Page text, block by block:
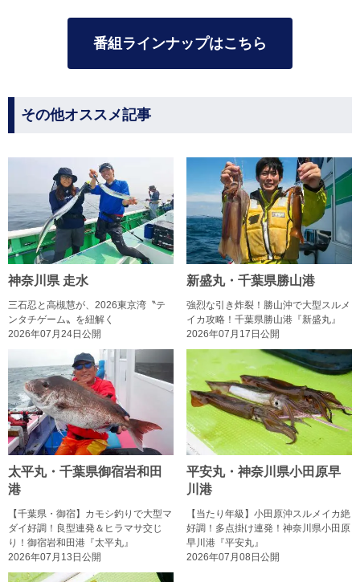
番組ラインナップはこちら
その他オススメ記事
神奈川県 走水
三石忍と高槻慧が、2026東京湾〝テ
ンタチゲーム〟を紐解く
2026年07月24日公開
新盛丸・千葉県勝山港
強烈な引き炸裂！勝山沖で大型スルメ
イカ攻略！千葉県勝山港『新盛丸』
2026年07月17日公開
太平丸・千葉県御宿岩和田
港
【千葉県・御宿】カモシ釣りで大型マ
ダイ好調！良型連発＆ヒラマサ交じ
り！御宿岩和田港『太平丸』
2026年07月13日公開
平安丸・神奈川県小田原早
川港
【当たり年級】小田原沖スルメイカ絶
好調！多点掛け連発！神奈川県小田原
早川港『平安丸』
2026年07月08日公開